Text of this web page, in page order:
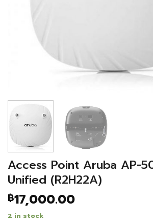
Access Point Aruba AP-
Unified (R2H22A)
฿17,000.00
2 in stock